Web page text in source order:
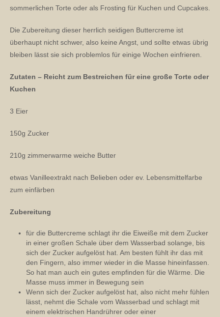
sommerlichen Torte oder als Frosting für Kuchen und Cupcakes.
Die Zubereitung dieser herrlich seidigen Buttercreme ist
überhaupt nicht schwer, also keine Angst, und sollte etwas übrig
bleiben lässt sie sich problemlos für einige Wochen einfrieren.
Zutaten – Reicht zum Bestreichen für eine große Torte oder
Kuchen
3 Eier
150g Zucker
210g zimmerwarme weiche Butter
etwas Vanilleextrakt nach Belieben oder ev. Lebensmittelfarbe
zum einfärben
Zubereitung
für die Buttercreme schlagt ihr die Eiweiße mit dem Zucker
in einer großen Schale über dem Wasserbad solange, bis
sich der Zucker aufgelöst hat. Am besten fühlt ihr das mit
den Fingern, also immer wieder in die Masse hineinfassen.
So hat man auch ein gutes empfinden für die Wärme. Die
Masse muss immer in Bewegung sein
Wenn sich der Zucker aufgelöst hat, also nicht mehr fühlen
lässt, nehmt die Schale vom Wasserbad und schlagt mit
einem elektrischen Handrührer oder einer